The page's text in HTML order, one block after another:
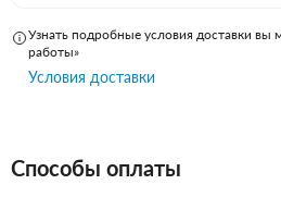
Узнать подробные условия доставки вы
работы»
Условия доставки
Способы оплаты